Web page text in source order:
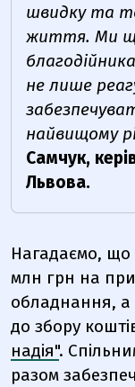
швидку та
життя. Ми
не лише
найвищому
Самчук,
Львова.
Нагадаємо, що
млн грн на
обладнання, а
до збору
надія".
разом